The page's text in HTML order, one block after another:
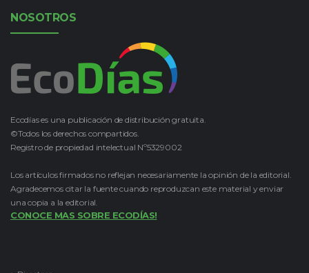
NOSOTROS
Ecodías es una publicación de distribución gratuita.
©Todos los derechos compartidos.
Registro de propiedad intelectual Nº5329002
Los artículos firmados no reflejan necesariamente la opinión de la editorial.
Agradecemos citar la fuente cuando reproduzcan este material y enviar
una copia a la editorial.
CONOCE MAS SOBRE ECODÍAS!